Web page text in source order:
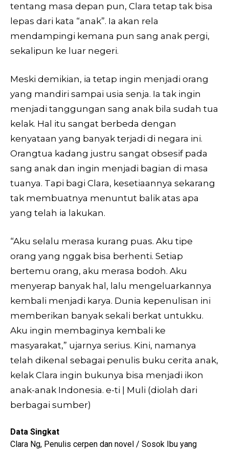
tentang masa depan pun, Clara tetap tak bisa
lepas dari kata “anak”. Ia akan rela
mendampingi kemana pun sang anak pergi,
sekalipun ke luar negeri.
Meski demikian, ia tetap ingin menjadi orang
yang mandiri sampai usia senja. Ia tak ingin
menjadi tanggungan sang anak bila sudah tua
kelak. Hal itu sangat berbeda dengan
kenyataan yang banyak terjadi di negara ini.
Orangtua kadang justru sangat obsesif pada
sang anak dan ingin menjadi bagian di masa
tuanya. Tapi bagi Clara, kesetiaannya sekarang
tak membuatnya menuntut balik atas apa
yang telah ia lakukan.
“Aku selalu merasa kurang puas. Aku tipe
orang yang nggak bisa berhenti. Setiap
bertemu orang, aku merasa bodoh. Aku
menyerap banyak hal, lalu mengeluarkannya
kembali menjadi karya. Dunia kepenulisan ini
memberikan banyak sekali berkat untukku.
Aku ingin membaginya kembali ke
masyarakat,” ujarnya serius. Kini, namanya
telah dikenal sebagai penulis buku cerita anak,
kelak Clara ingin bukunya bisa menjadi ikon
anak-anak Indonesia. e-ti | Muli (diolah dari
berbagai sumber)
Data Singkat
Clara Ng, Penulis cerpen dan novel / Sosok Ibu yang